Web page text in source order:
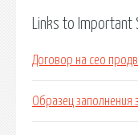
Links to Important
Договор на сео
Образец заполнения